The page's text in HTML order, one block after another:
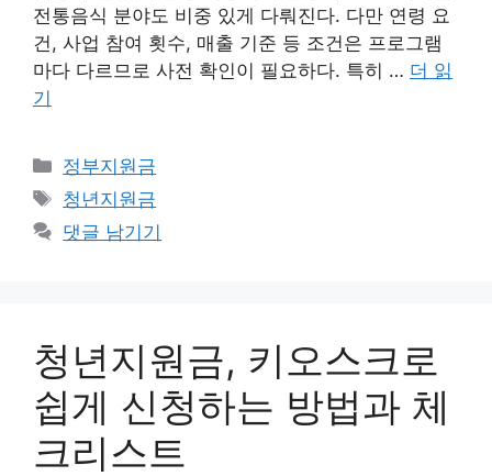
전통음식 분야도 비중 있게 다뤄진다. 다만 연령 요
건, 사업 참여 횟수, 매출 기준 등 조건은 프로그램
마다 다르므로 사전 확인이 필요하다. 특히 … 더 읽
기
카
테
고
리
정부지원금
태
그
청년지원금
댓글 남기기
청년지원금, 키오스크로
쉽게 신청하는 방법과 체
크리스트